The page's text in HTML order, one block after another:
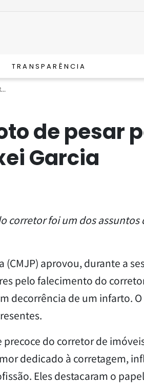
TRANSPARÊNCIA
de pesar
Garcia
corretor foi um dos
(CMJP) aprovou, durante a
pelo falecimento do
decorrência de um infarto.
do corretor de
dedicado à corretagem,
Eles destacaram o